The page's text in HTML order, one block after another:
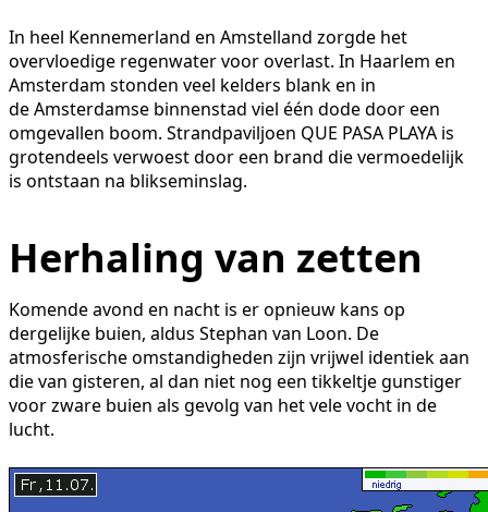
In heel Kennemerland en Amstelland zorgde het
overvloedige regenwater voor overlast. In Haarlem en
Amsterdam stonden veel kelders blank en in
de Amsterdamse binnenstad viel één dode door een
omgevallen boom. Strandpaviljoen QUE PASA PLAYA is
grotendeels verwoest door een brand die vermoedelijk
is ontstaan na blikseminslag.
Herhaling van zetten
Komende avond en nacht is er opnieuw kans op
dergelijke buien, aldus Stephan van Loon. De
atmosferische omstandigheden zijn vrijwel identiek aan
die van gisteren, al dan niet nog een tikkeltje gunstiger
voor zware buien als gevolg van het vele vocht in de
lucht.